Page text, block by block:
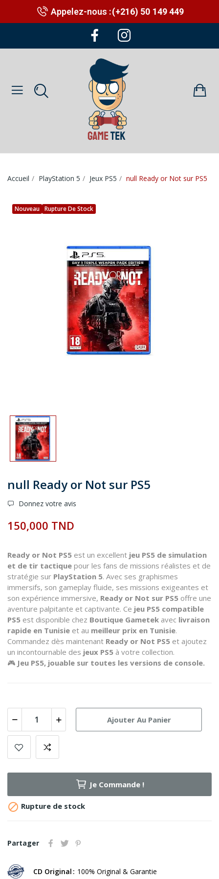
Appelez-nous :(+216) 50 149 449
Accueil PlayStation 5 Jeux PS5 null Ready or Not sur PS5
Nouveau Rupture De Stock
null Ready or Not sur PS5
Donnez votre avis
150,000 TND
Ready or Not PS5 est un excellent jeu PS5 de simulation
et de tir tactique pour les fans de missions réalistes et de
stratégie sur PlayStation 5. Avec ses graphismes
immersifs, son gameplay fluide, ses missions exigeantes et
son expérience immersive, Ready or Not sur PS5 offre une
aventure palpitante et captivante. Ce jeu PS5 compatible
PS5 est disponible chez Boutique Gametek avec livraison
rapide en Tunisie et au meilleur prix en Tunisie.
Commandez dès maintenant Ready or Not PS5 et ajoutez
un incontournable des jeux PS5 à votre collection.
🎮 Jeu PS5, jouable sur toutes les versions de console.
Ajouter Au Panier
Je Commande !
 Rupture de stock
Partager
CD Original 100% Original & Garantie